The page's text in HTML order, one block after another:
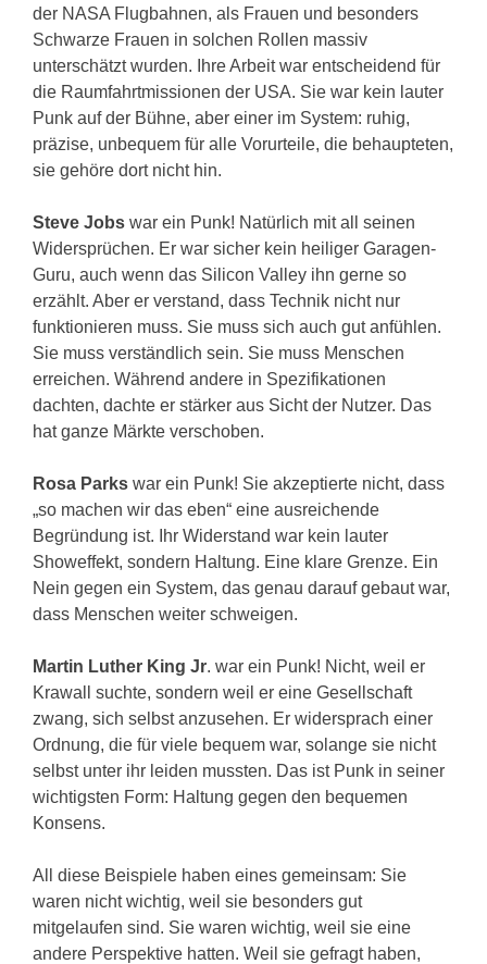
der NASA Flugbahnen, als Frauen und besonders
Schwarze Frauen in solchen Rollen massiv
unterschätzt wurden. Ihre Arbeit war entscheidend für
die Raumfahrtmissionen der USA. Sie war kein lauter
Punk auf der Bühne, aber einer im System: ruhig,
präzise, unbequem für alle Vorurteile, die behaupteten,
sie gehöre dort nicht hin.
Steve Jobs war ein Punk! Natürlich mit all seinen
Widersprüchen. Er war sicher kein heiliger Garagen-
Guru, auch wenn das Silicon Valley ihn gerne so
erzählt. Aber er verstand, dass Technik nicht nur
funktionieren muss. Sie muss sich auch gut anfühlen.
Sie muss verständlich sein. Sie muss Menschen
erreichen. Während andere in Spezifikationen
dachten, dachte er stärker aus Sicht der Nutzer. Das
hat ganze Märkte verschoben.
Rosa Parks war ein Punk! Sie akzeptierte nicht, dass
„so machen wir das eben“ eine ausreichende
Begründung ist. Ihr Widerstand war kein lauter
Showeffekt, sondern Haltung. Eine klare Grenze. Ein
Nein gegen ein System, das genau darauf gebaut war,
dass Menschen weiter schweigen.
Martin Luther King Jr. war ein Punk! Nicht, weil er
Krawall suchte, sondern weil er eine Gesellschaft
zwang, sich selbst anzusehen. Er widersprach einer
Ordnung, die für viele bequem war, solange sie nicht
selbst unter ihr leiden mussten. Das ist Punk in seiner
wichtigsten Form: Haltung gegen den bequemen
Konsens.
All diese Beispiele haben eines gemeinsam: Sie
waren nicht wichtig, weil sie besonders gut
mitgelaufen sind. Sie waren wichtig, weil sie eine
andere Perspektive hatten. Weil sie gefragt haben,